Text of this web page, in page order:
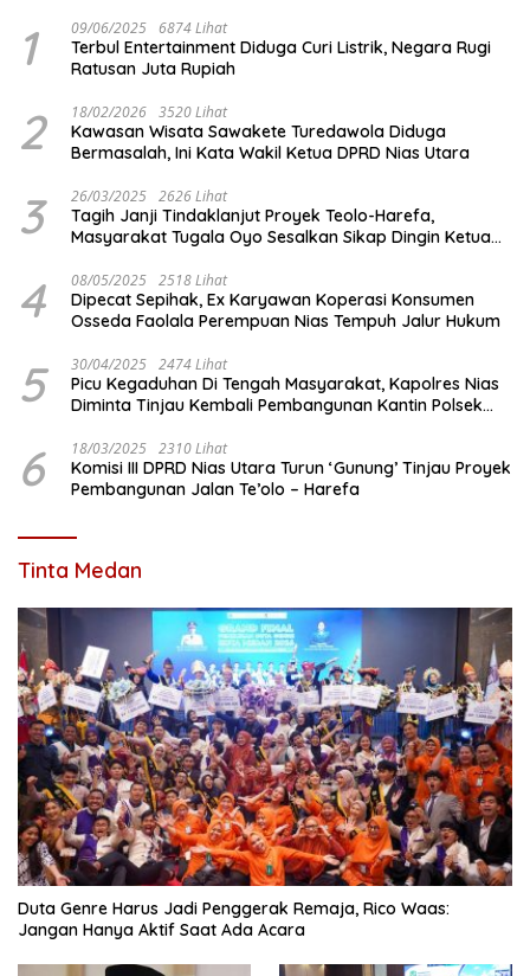
1 09/06/2025 6874 Lihat
Terbul Entertainment Diduga Curi Listrik, Negara Rugi
Ratusan Juta Rupiah
2 18/02/2026 3520 Lihat
Kawasan Wisata Sawakete Turedawola Diduga
Bermasalah, Ini Kata Wakil Ketua DPRD Nias Utara
3 26/03/2025 2626 Lihat
Tagih Janji Tindaklanjut Proyek Teolo-Harefa,
Masyarakat Tugala Oyo Sesalkan Sikap Dingin Ketua
4 08/05/2025 2518 Lihat
Dipecat Sepihak, Ex Karyawan Koperasi Konsumen
Osseda Faolala Perempuan Nias Tempuh Jalur Hukum
5 30/04/2025 2474 Lihat
Picu Kegaduhan Di Tengah Masyarakat, Kapolres Nias
Diminta Tinjau Kembali Pembangunan Kantin Polsek
6 18/03/2025 2310 Lihat
Komisi III DPRD Nias Utara Turun ‘Gunung’ Tinjau Proyek
Pembangunan Jalan Te’olo – Harefa
Tinta Medan
Duta Genre Harus Jadi Penggerak Remaja, Rico Waas:
Jangan Hanya Aktif Saat Ada Acara